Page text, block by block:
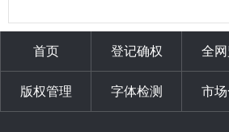
首页 登记确权 全网
版权管理 字体检测 市